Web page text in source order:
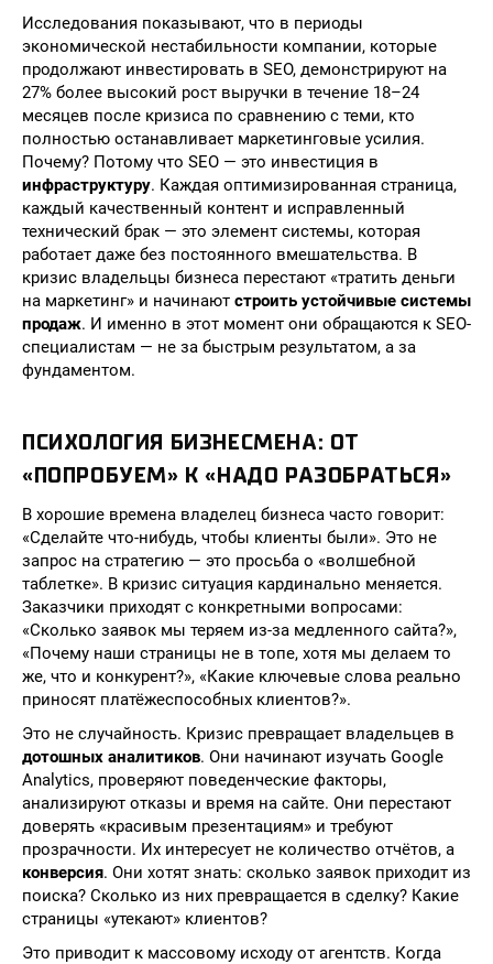
Исследования показывают, что в периоды
экономической нестабильности компании, которые
продолжают инвестировать в SEO, демонстрируют на
27% более высокий рост выручки в течение 18–24
месяцев после кризиса по сравнению с теми, кто
полностью останавливает маркетинговые усилия.
Почему? Потому что SEO — это инвестиция в
инфраструктуру. Каждая оптимизированная страница,
каждый качественный контент и исправленный
технический брак — это элемент системы, которая
работает даже без постоянного вмешательства. В
кризис владельцы бизнеса перестают «тратить деньги
на маркетинг» и начинают строить устойчивые системы
продаж. И именно в этот момент они обращаются к SEO-
специалистам — не за быстрым результатом, а за
фундаментом.
ПСИХОЛОГИЯ БИЗНЕСМЕНА: ОТ
«ПОПРОБУЕМ» К «НАДО РАЗОБРАТЬСЯ»
В хорошие времена владелец бизнеса часто говорит:
«Сделайте что-нибудь, чтобы клиенты были». Это не
запрос на стратегию — это просьба о «волшебной
таблетке». В кризис ситуация кардинально меняется.
Заказчики приходят с конкретными вопросами:
«Сколько заявок мы теряем из-за медленного сайта?»,
«Почему наши страницы не в топе, хотя мы делаем то
же, что и конкурент?», «Какие ключевые слова реально
приносят платёжеспособных клиентов?».
Это не случайность. Кризис превращает владельцев в
дотошных аналитиков. Они начинают изучать Google
Analytics, проверяют поведенческие факторы,
анализируют отказы и время на сайте. Они перестают
доверять «красивым презентациям» и требуют
прозрачности. Их интересует не количество отчётов, а
конверсия. Они хотят знать: сколько заявок приходит из
поиска? Сколько из них превращается в сделку? Какие
страницы «утекают» клиентов?
Это приводит к массовому исходу от агентств. Когда